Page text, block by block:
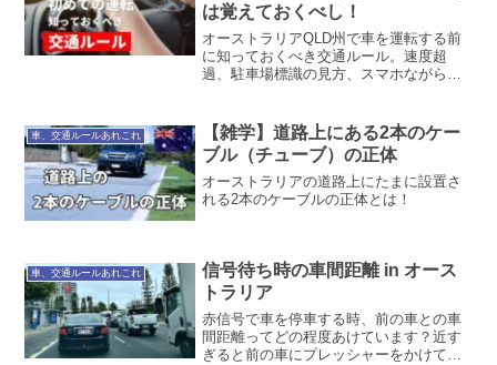
は覚えておくべし！
オーストラリアQLD州で車を運転する前
に知っておくべき交通ルール。速度超
過、駐車場標識の見方、スマホながら運
車、交通ルールあれこれ
【雑学】道路上にある2本のケー
ブル（チューブ）の正体
オーストラリアの道路上にたまに設置さ
れる2本のケーブルの正体とは！
車、交通ルールあれこれ
信号待ち時の車間距離 in オース
トラリア
赤信号で車を停車する時、前の車との車
間距離ってどの程度あけています？近す
ぎると前の車にプレッシャーをかけてい